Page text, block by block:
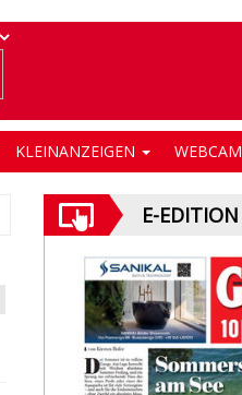
KLEINANZEIGEN WEBCAM
E-EDITION